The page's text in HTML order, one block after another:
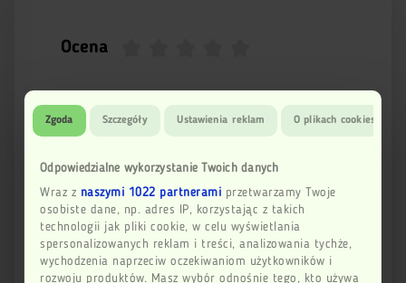
Zgoda Szczegóły Ustawienia reklam O plikach cookies
Odpowiedzialne wykorzystanie Twoich danych
Wraz z naszymi 1022 partneramiprzetwarzamy Twoje
osobiste dane, np. adres IP, korzystając z takich
technologii jak pliki cookie, w celu wyświetlania
spersonalizowanych reklam i treści, analizowania tychże,
wychodzenia naprzeciw oczekiwaniom użytkowników i
rozwoju produktów. Masz wybór odnośnie tego, kto używa
Ocena
Imię
Email
Twoja opinia